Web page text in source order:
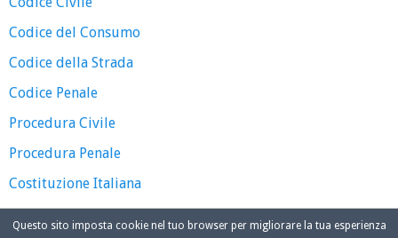
Codice del Consumo
Codice della Strada
Codice Penale
Procedura Civile
Procedura Penale
Costituzione Italiana
Questo sito imposta cookie nel tuo browser per migliorare la tua esperienza